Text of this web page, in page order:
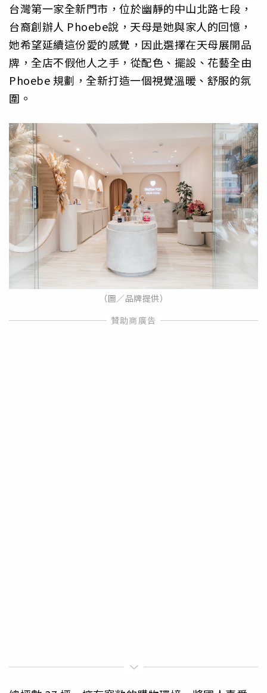
台灣第一家全新門市，位於幽靜的中山北路七段，
台裔創辦人 Phoebe說，天母是她與家人的回憶，
她希望延續這份愛的感覺，因此選擇在天母展開品
牌，全店不假他人之手，從配色、擺設、花藝全由
Phoebe 規劃，全新打造一個視覺溫暖、舒服的氛
圍。
（圖／品牌提供）